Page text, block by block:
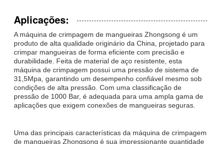
Aplicações:
A máquina de crimpagem de mangueiras Zhongsong é um
produto de alta qualidade originário da China, projetado para
crimpar mangueiras de forma eficiente com precisão e
durabilidade. Feita de material de aço resistente, esta
máquina de crimpagem possui uma pressão de sistema de
31,5Mpa, garantindo um desempenho confiável mesmo sob
condições de alta pressão. Com uma classificação de
pressão de 1000 Bar, é adequada para uma ampla gama de
aplicações que exigem conexões de mangueiras seguras.
Uma das principais características da máquina de crimpagem
de mangueiras Zhongsong é sua impressionante quantidade